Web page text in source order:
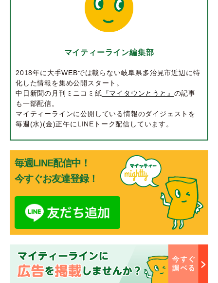
マイティーライン編集部
2018年に大手WEBでは載らない岐阜県多治見市近辺に特
化した情報を集め公開スタート。
中日新聞の月刊ミニコミ紙 『マイタウンとうと』 の記事
も一部配信。
マイティーラインに公開している情報のダイジェストを
毎週(水)(金)正午にLINEトーク配信しています。
毎週LINE配信中！
今すぐお友達登録！